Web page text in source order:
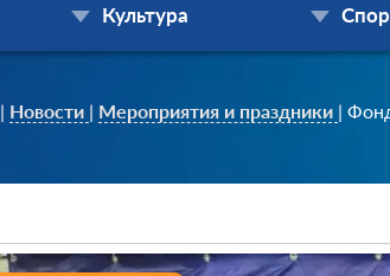
Культура
| Новости | Мероприятия и праздники |